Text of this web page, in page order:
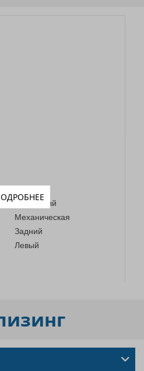
Дизельный
Механическая
Задний
Левый